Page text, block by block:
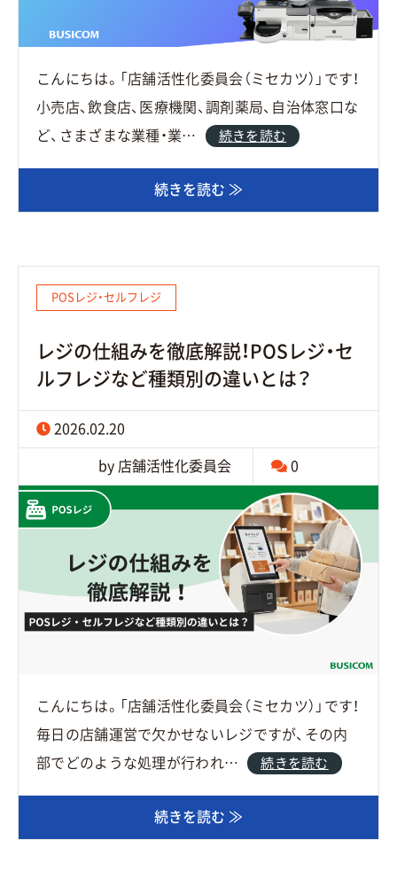
こんにちは。「店舗活性化委員会（ミセカツ）」です！
小売店、飲食店、医療機関、調剤薬局、自治体窓口な
ど、さまざまな業種・業…
続きを読む
続きを読む ≫
POSレジ・セルフレジ
レジの仕組みを徹底解説！POSレジ・セ
ルフレジなど種類別の違いとは？
2026.02.20
by 店舗活性化委員会 0
こんにちは。「店舗活性化委員会（ミセカツ）」です！
毎日の店舗運営で欠かせないレジですが、その内
部でどのような処理が行われ…
続きを読む
続きを読む ≫